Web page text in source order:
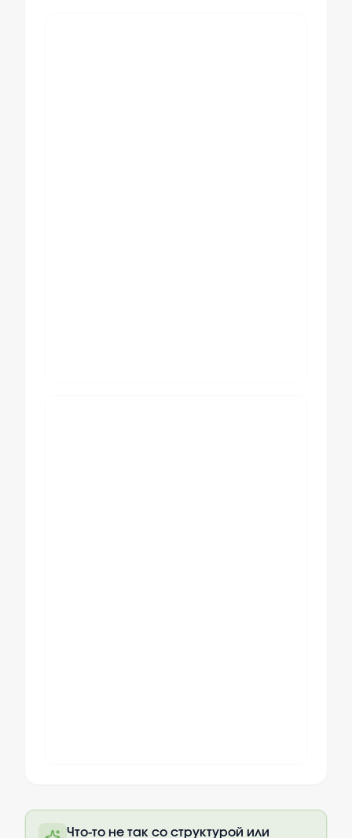
оплаты
Что-то не так со структурой или